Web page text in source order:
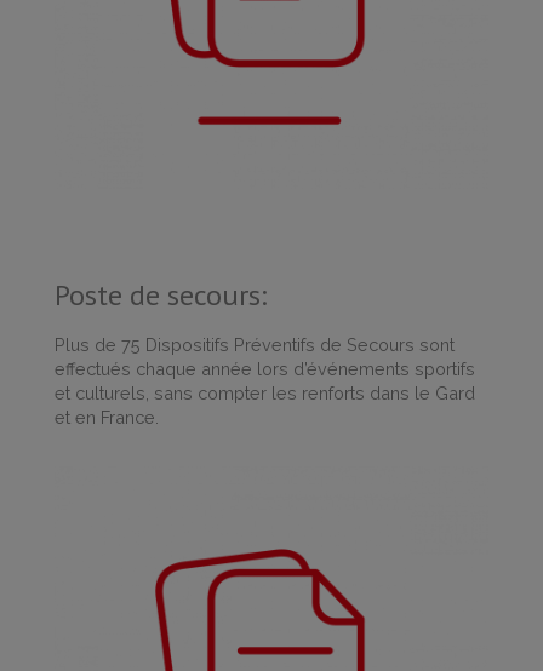
Poste de secours:
Plus de 75 Dispositifs Préventifs de Secours sont
effectués chaque année lors d’événements sportifs
et culturels, sans compter les renforts dans le Gard
et en France.